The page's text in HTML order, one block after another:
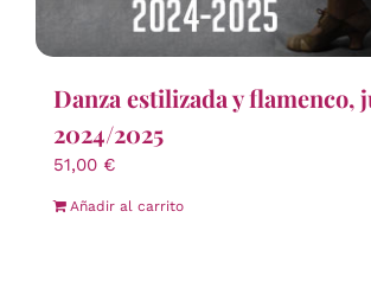
Danza estilizada y flamenco,
2024/2025
51,00 €
Añadir al carrito